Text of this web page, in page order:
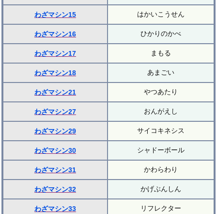
わざマシン15 はかいこうせん
わざマシン16 ひかりのかべ
わざマシン17 まもる
わざマシン18 あまごい
わざマシン21 やつあたり
わざマシン27 おんがえし
わざマシン29 サイコキネシス
わざマシン30 シャドーボール
わざマシン31 かわらわり
わざマシン32 かげぶんしん
わざマシン33 リフレクター